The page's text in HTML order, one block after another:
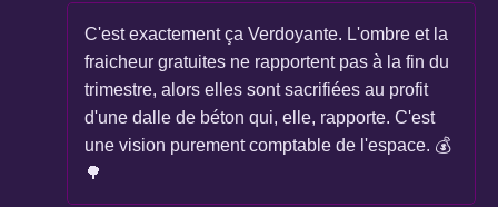
C'est exactement ça Verdoyante. L'ombre et la
fraicheur gratuites ne rapportent pas à la fin du
trimestre, alors elles sont sacrifiées au profit
d'une dalle de béton qui, elle, rapporte. C'est
une vision purement comptable de l'espace. 💰
🌳